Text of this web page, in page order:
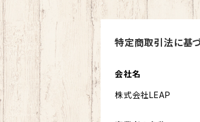
特定商取引法に基
会社名
株式会社LEAP